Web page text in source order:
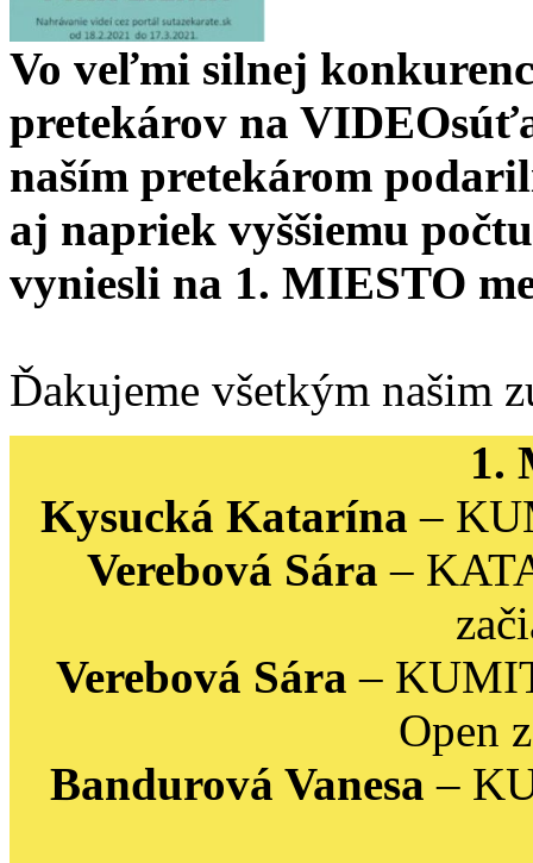
Vo veľmi silnej
pretekárov na
naším pretekárom
aj napriek vyššiemu
vyniesli na 1. MIESTO
Ďakujeme všetkým našim
1.
Kysucká Katarína –
Verebová Sára –
Verebová Sára –
Open
Bandurová Vanesa –